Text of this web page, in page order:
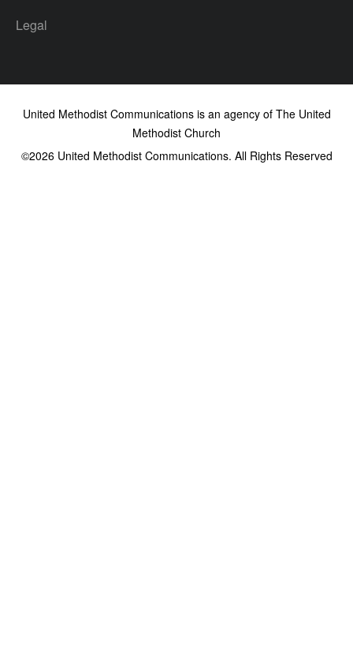
Legal
United Methodist Communications is an agency of The United
Methodist Church
©2026United Methodist Communications. All Rights Reserved